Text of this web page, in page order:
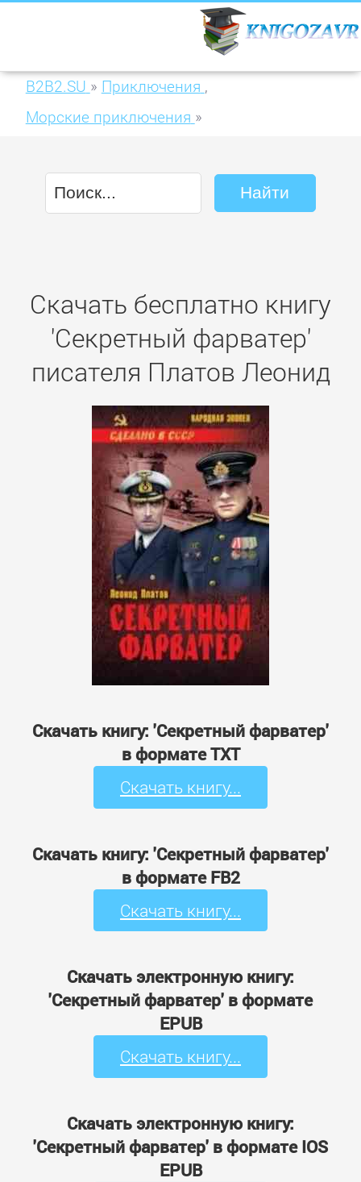
B2B2.SU » Приключения ,
Морские приключения »
Скачать бесплатно книгу
'Секретный фарватер'
писателя Платов Леонид
Скачать книгу: 'Секретный фарватер'
в формате TXT
Скачать книгу...
Скачать книгу: 'Секретный фарватер'
в формате FB2
Скачать книгу...
Скачать электронную книгу:
'Секретный фарватер' в формате
EPUB
Скачать книгу...
Скачать электронную книгу:
'Секретный фарватер' в формате IOS
EPUB